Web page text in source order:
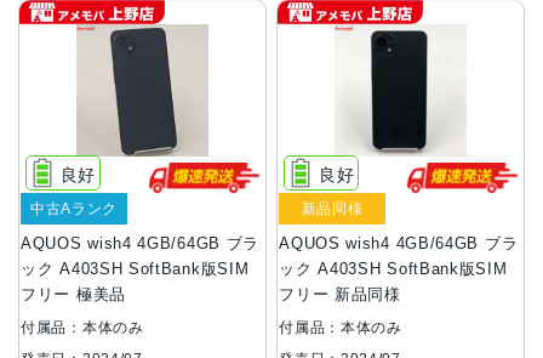
AQUOS wish4 4GB/64GB ブラ
ック A403SH SoftBank版SIM
フリー 極美品
良好
中古Aランク
付属品：本体のみ
AQUOS wish4 4GB/64GB ブラ
ック A403SH SoftBank版SIM
フリー 新品同様
良好
新品同様
付属品：本体のみ